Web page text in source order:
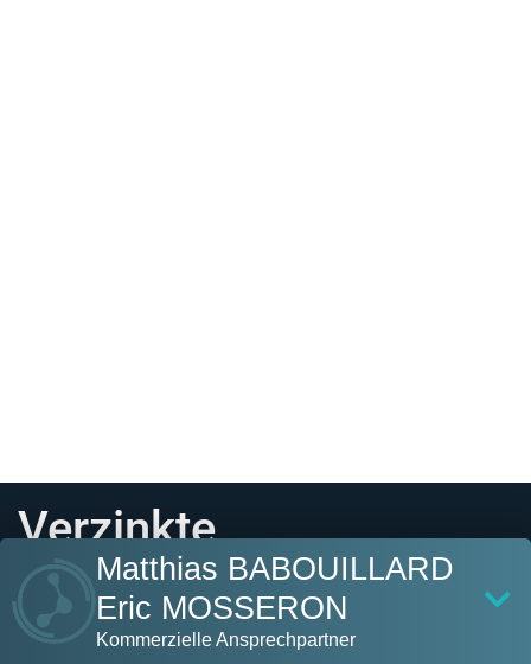
Verzinkte
Druckwassertanks
(verzinkte
Matthias BABOUILLARD
Eric MOSSERON
Kommerzielle Ansprechpartner